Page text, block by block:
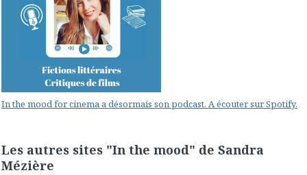
In the mood for cinema a désormais son podcast. A écouter sur Spotify.
Les autres sites "In the mood" de Sandra
Mézière